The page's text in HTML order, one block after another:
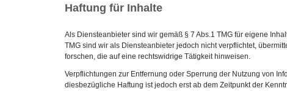
Haftung für Inhalte
Als Diensteanbieter sind wir gemäß § 7 Abs.1 TMG für eigene
TMG sind wir als Diensteanbieter jedoch nicht verpflichtet,
forschen, die auf eine rechtswidrige Tätigkeit hinweisen.
Verpflichtungen zur Entfernung oder Sperrung der Nutzung von
diesbezügliche Haftung ist jedoch erst ab dem Zeitpunkt der